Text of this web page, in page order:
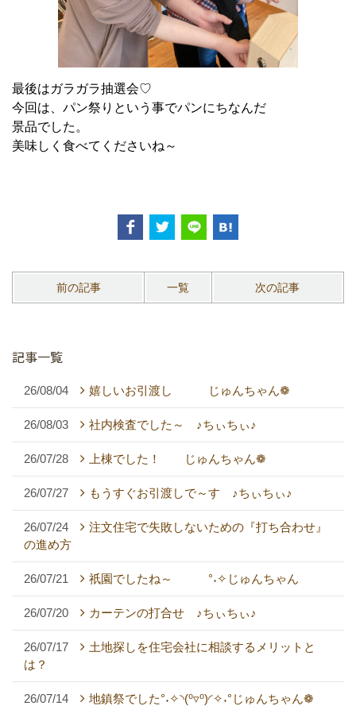
最後はガラガラ抽選会♡
今回は、パン祭りという事でパンにちなんだ
景品でした。
美味しく食べてくださいね～
前の記事 一覧 次の記事
記事一覧
26/08/04 嬉しいお引渡し じゅんちゃん❁
26/08/03 社内検査でした～ ♪ちぃちぃ♪
26/07/28 上棟でした！ じゅんちゃん❁
26/07/27 もうすぐお引渡しで～す ♪ちぃちぃ♪
26/07/24
注文住宅で失敗しないための『打ち合わせ』
の進め方
26/07/21 祇園でしたね～ °˖✧じゅんちゃん
26/07/20 カーテンの打合せ ♪ちぃちぃ♪
26/07/17
土地探しを住宅会社に相談するメリットと
は？
26/07/14 地鎮祭でした°˖✧◝(⁰▿⁰)◜✧˖°じゅんちゃん❁